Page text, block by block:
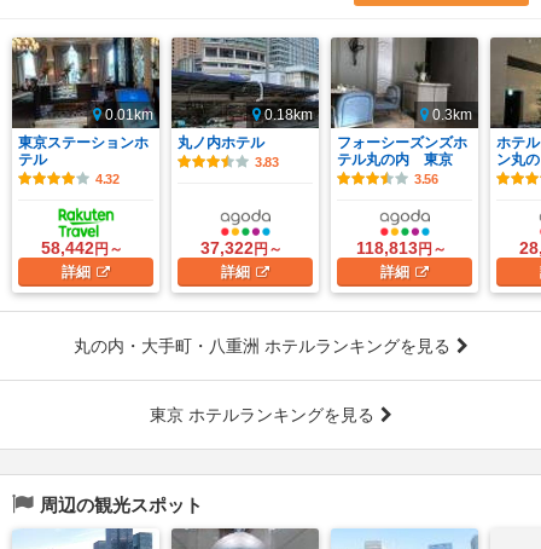
0.01km
東京ステーションホ
テル
4.32
58,442円～
詳細
0.18km
丸ノ内ホテル
3.83
37,322円～
詳細
0.3km
フォーシーズンズホ
テル丸の内 東京
3.56
118,813円～
詳細
ホテ
ン丸
丸の内・大手町・八重洲 ホテルランキングを見る
東京 ホテルランキングを見る
周辺の観光スポット